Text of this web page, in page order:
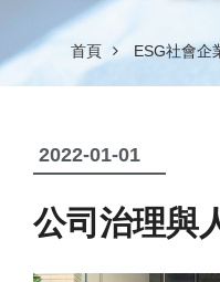
首頁 ESG社會企
2022-01-01
公司治理與